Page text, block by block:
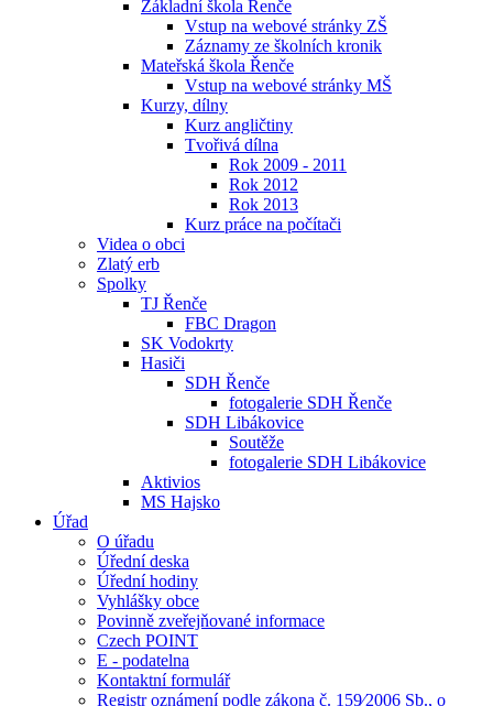
Základní škola Řenče
Vstup na webové stránky ZŠ
Záznamy ze školních kronik
Mateřská škola Řenče
Vstup na webové stránky MŠ
Kurzy, dílny
Kurz angličtiny
Tvořivá dílna
Rok 2009 - 2011
Rok 2012
Rok 2013
Kurz práce na počítači
Videa o obci
Zlatý erb
Spolky
TJ Řenče
FBC Dragon
SK Vodokrty
Hasiči
SDH Řenče
fotogalerie SDH Řenče
SDH Libákovice
Soutěže
fotogalerie SDH Libákovice
Aktivios
MS Hajsko
Úřad
O úřadu
Úřední deska
Úřední hodiny
Vyhlášky obce
Povinně zveřejňované informace
Czech POINT
E - podatelna
Kontaktní formulář
Registr oznámení podle zákona č. 159⁄2006 Sb., o